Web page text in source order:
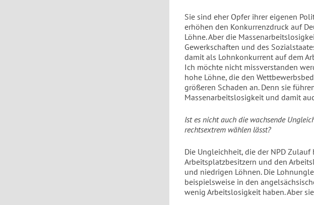
Sie sind eher Opfer ihrer eigenen
erhöhen den Konkurrenzdruck auf
Löhne. Aber die
Gewerkschaften und des
damit als Lohnkonkurrent auf dem
Ich möchte nicht missverstanden
hohe Löhne, die den
größeren Schaden an. Denn sie
Massenarbeitslosigkeit und damit
Ist es nicht auch die wachsende
rechtsextrem wählen lässt?
Die Ungleichheit, die der NPD
Arbeitsplatzbesitzern und den
und niedrigen Löhnen. Die
beispielsweise in den
wenig Arbeitslosigkeit haben. Aber